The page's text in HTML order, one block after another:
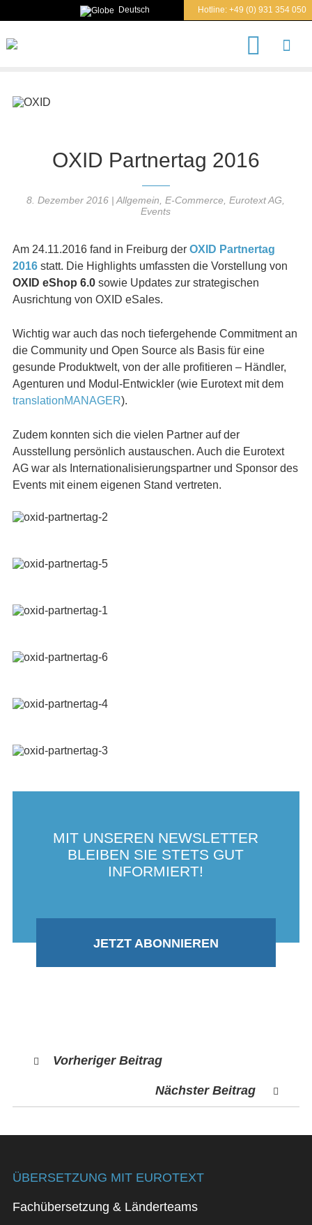
Hotline: +49 (0) 931 354 050
Deutsch
OXID Partnertag 2016
8. Dezember 2016 |Allgemein ,E-Commerce ,Eurotext AG
Events
Am 24.11.2016 fand in Freiburg derOXID Partnertag
2016statt. Die Highlights umfassten die Vorstellung von
OXID eShop 6.0 sowie Updates zur strategischen
Ausrichtung von OXID eSales.
Wichtig war auch das noch tiefergehende Commitment an
die Community und Open Source als Basis für eine
gesunde Produktwelt, von der alle profitieren – Händler,
Agenturen und Modul-Entwickler (wie Eurotext mit dem
translationMANAGER).
Zudem konnten sich die vielen Partner auf der
Ausstellung persönlich austauschen. Auch die Eurotext
AG war als Internationalisierungspartner und Sponsor des
Events mit einem eigenen Stand vertreten.
MIT UNSEREN NEWSLETTER
BLEIBEN SIE STETS GUT
INFORMIERT!
JETZT ABONNIEREN
Vorheriger Beitrag
Nächster Beitrag
ÜBERSETZUNG MIT EUROTEXT
Fachübersetzung & Länderteams